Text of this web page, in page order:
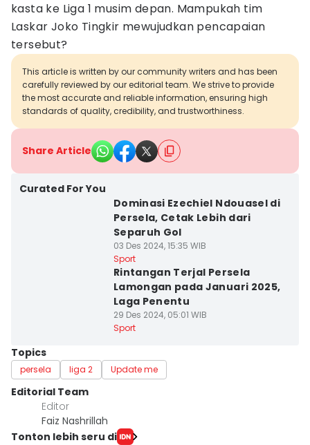
kasta ke Liga 1 musim depan. Mampukah tim
Laskar Joko Tingkir mewujudkan pencapaian
tersebut?
This article is written by our community writers and has been
carefully reviewed by our editorial team. We strive to provide
the most accurate and reliable information, ensuring high
standards of quality, credibility, and trustworthiness.
Share Article
Curated For You
Dominasi Ezechiel Ndouasel di
Persela, Cetak Lebih dari
Separuh Gol
03 Des 2024, 15:35 WIB
Sport
Rintangan Terjal Persela
Lamongan pada Januari 2025,
Laga Penentu
29 Des 2024, 05:01 WIB
Sport
Topics
persela liga 2 Update me
Editorial Team
Editor
Faiz Nashrillah
Tonton lebih seru di